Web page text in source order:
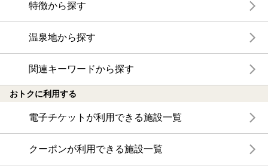
特徴から探す
温泉地から探す
関連キーワードから探す
おトクに利用する
電子チケットが利用できる施設一覧
クーポンが利用できる施設一覧